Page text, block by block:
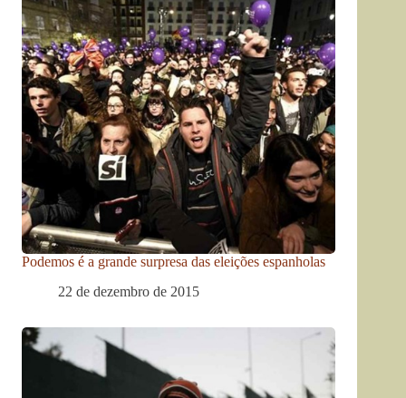
Podemos é a grande surpresa das eleições espanholas
22 de dezembro de 2015